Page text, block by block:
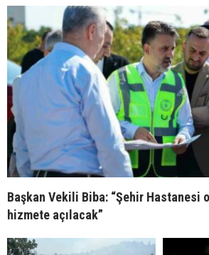
Başkan Vekili Biba: “Şehir Hastanesi
hizmete açılacak”